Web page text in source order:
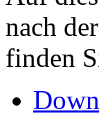
nach
finden